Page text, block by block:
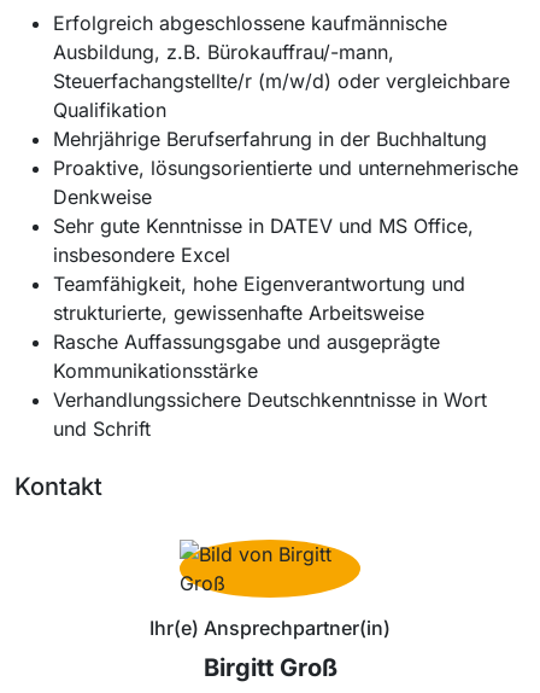
Erfolgreich abgeschlossene kaufmännische
Ausbildung, z.B. Bürokauffrau/-mann,
Steuerfachangstellte/r (m/w/d) oder vergleichbare
Qualifikation
Mehrjährige Berufserfahrung in der Buchhaltung
Proaktive, lösungsorientierte und unternehmerische
Denkweise
Sehr gute Kenntnisse in DATEV und MS Office,
insbesondere Excel
Teamfähigkeit, hohe Eigenverantwortung und
strukturierte, gewissenhafte Arbeitsweise
Rasche Auffassungsgabe und ausgeprägte
Kommunikationsstärke
Verhandlungssichere Deutschkenntnisse in Wort
und Schrift
Kontakt
Ihr(e) Ansprechpartner(in)
Birgitt Groß